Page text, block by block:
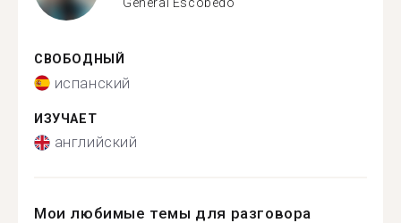
СВОБОДНЫЙ
испанский
ИЗУЧАЕТ
английский
Мои любимые темы для разговора